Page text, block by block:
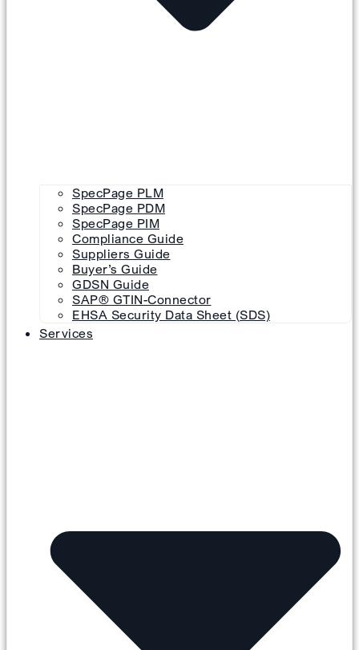
SpecPage PLM
SpecPage PDM
SpecPage PIM
Compliance Guide
Suppliers Guide
Buyer’s Guide
GDSN Guide
SAP® GTIN-Connector
EHSA Security Data Sheet (SDS)
Services